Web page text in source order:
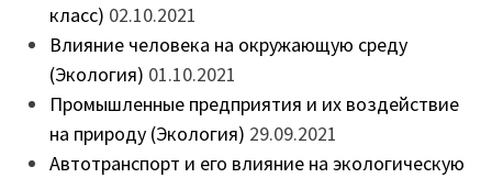
класс) 02.10.2021
Влияние человека на окружающую среду
(Экология) 01.10.2021
Промышленные предприятия и их воздействие
на природу (Экология) 29.09.2021
Автотранспорт и его влияние на экологическую